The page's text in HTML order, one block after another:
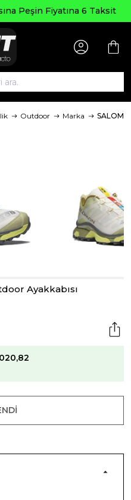
Peşin Fiyatına 6 Taksit
Outdoor Marka
Ayakkabısı